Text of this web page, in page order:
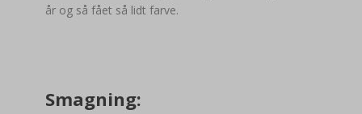
år og så fået så lidt farve.
Smagning: